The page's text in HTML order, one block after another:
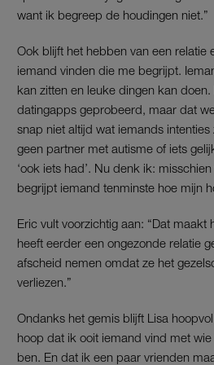
want ik begreep de houdingen niet.”
Ook blijft het hebben van een relatie
iemand vinden die me begrijpt.
kan zitten en leuke dingen kan
datingapps geprobeerd, maar dat
snap niet altijd wat iemands intenties
geen partner met autisme of iets
‘ook iets had’. Nu denk ik:
begrijpt iemand tenminste hoe mijn
Eric vult voorzichtig aan: “Dat maakt
heeft eerder een ongezonde relatie
afscheid nemen omdat ze het
verliezen.”
Ondanks het gemis blijft Lisa
hoop dat ik ooit iemand vind met
ben. En dat ik een paar vrienden